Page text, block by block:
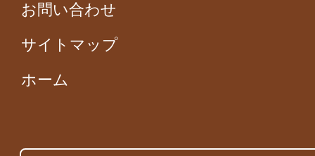
お問い合わせ
サイトマップ
ホーム